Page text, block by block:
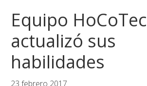
Equipo HoCoTec
actualizó sus
habilidades
23 febrero 2017